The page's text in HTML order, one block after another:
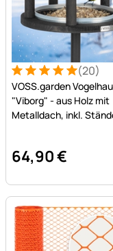
Bewertung: 5 von
20 Bewertungen
(20)
VOSS.garden
"Viborg" - aus Holz mit
Metalldach, inkl.
64,90€